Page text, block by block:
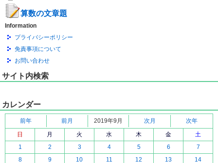
算数の文章題
Information
プライバシーポリシー
免責事項について
お問い合わせ
サイト内検索
カレンダー
前年 前月 2019年9月 次月
次年
日
月 火 水 木 金
土
1
2 3 4 5 6
7
8
9 10 11 12 13 14